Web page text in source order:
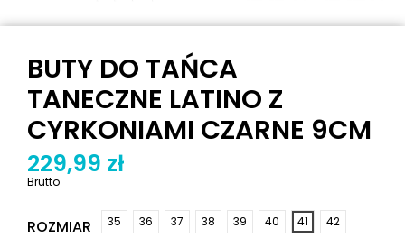
BUTY DO TAŃCA
TANECZNE LATINO Z
CYRKONIAMI CZARNE 9CM
229,99 zł
Brutto
ROZMIAR 35 36 37 38 39 40 41 42